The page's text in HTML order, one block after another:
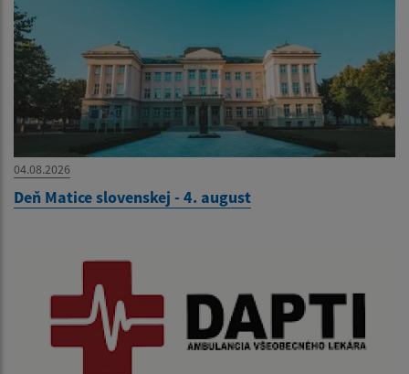
04.08.2026
Deň Matice slovenskej - 4. august